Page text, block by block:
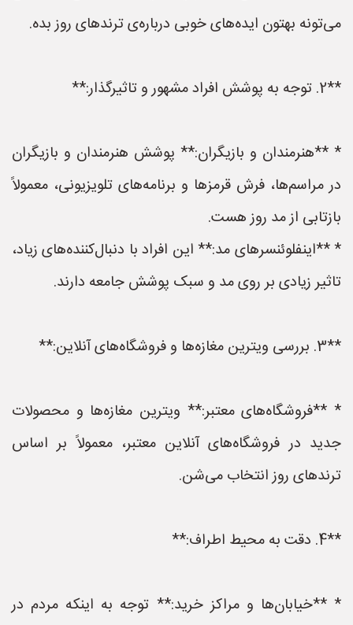
می‌تونه بهتون ایده‌های خوبی درباره‌ی ترندهای روز بده.
**2. توجه به پوشش افراد مشهور و تاثیرگذار:**
* **هنرمندان و بازیگران:** پوشش هنرمندان و بازیگران
در مراسم‌ها، فرش قرمزها و برنامه‌های تلویزیونی، معمولاً
بازتابی از مد روز هست.
* **اینفلوئنسرهای مد:** این افراد با دنبال‌کننده‌های زیاد،
تاثیر زیادی بر روی مد و سبک پوشش جامعه دارند.
**3. بررسی ویترین مغازه‌ها و فروشگاه‌های آنلاین:**
* **فروشگاه‌های معتبر:** ویترین مغازه‌ها و محصولات
جدید در فروشگاه‌های آنلاین معتبر، معمولاً بر اساس
ترندهای روز انتخاب می‌شن.
**4. دقت به محیط اطراف:**
* **خیابان‌ها و مراکز خرید:** توجه به اینکه مردم در